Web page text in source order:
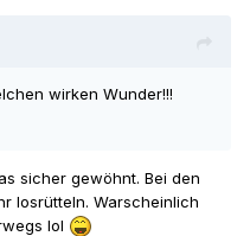
wirken Wunder!!!
sicher gewöhnt. Bei den
losrütteln. Warscheinlich
lol